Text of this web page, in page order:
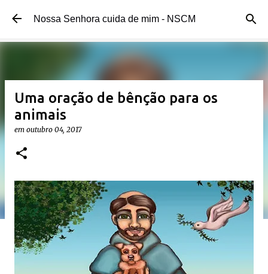
Pular para o conteúdo principal
Nossa Senhora cuida de mim - NSCM
Uma oração de bênção para os
animais
em outubro 04, 2017